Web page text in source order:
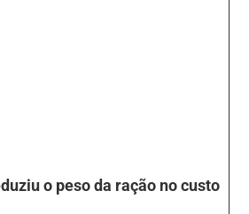
o peso da ração no custo